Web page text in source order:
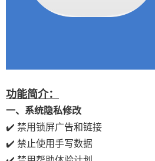
功能简介：
一、系统隐私修改
✔️ 禁用锁屏广告和链接
✔️ 禁止使用手写数据